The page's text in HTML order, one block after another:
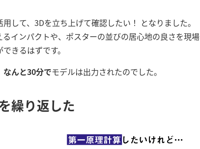
して、3Dを立ち上げて確認したい！ となりました。
インパクトや、ポスターの並びの居心地の良さを現
きるはずです。
なんと30分でモデルは出力されたのでした。
繰り返した